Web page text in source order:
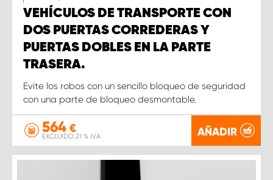
VEHÍCULOS DE TRANSPORTE CON
DOS PUERTAS CORREDERAS Y
PUERTAS DOBLES EN LA PARTE
TRASERA.
Evite los robos con un sencillo bloqueo de seguridad
con una parte de bloqueo desmontable.
564 €
EXCLUIDO 21 % IVA AÑADIR